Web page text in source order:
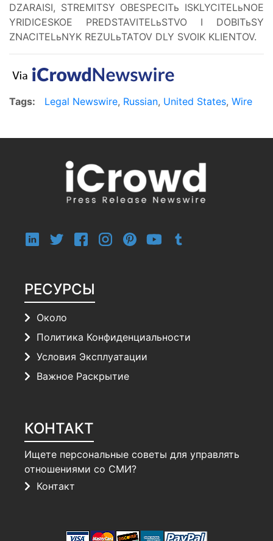
DZARAISI, STREMITSY OBESPECITь ISKLYCITELьNOE
YRIDICESKOE PREDSTAVITELьSTVO I DOBITьSY
ZNACITELьNYK REZULьTATOV DLY SVOIK KLIENTOV.
Tags: Legal Newswire, Russian, United States, Wire
РЕСУРСЫ
Около
Политика Конфиденциальности
Условия Эксплуатации
Важное Раскрытие
КОНТАКТ
Ищете персональные советы для управлять
отношениями со СМИ?
Контакт